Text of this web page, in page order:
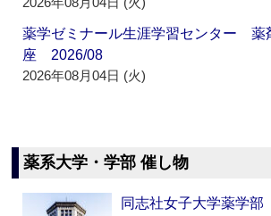
薬学ゼミナール生涯学習センター 薬
座 2026/08
2026年08月04日 (火)
薬系大学・学部 催し物
同志社女子大学薬学